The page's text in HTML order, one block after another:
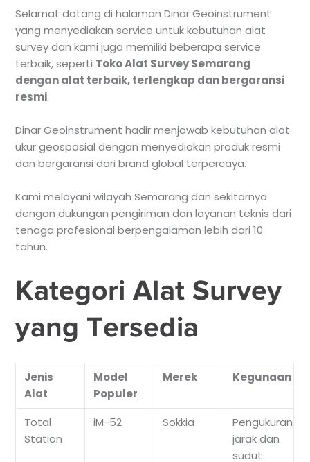
Selamat datang di halaman Dinar Geoinstrument
yang menyediakan service untuk kebutuhan alat
survey dan kami juga memiliki beberapa service
terbaik, seperti Toko Alat Survey Semarang
dengan alat terbaik, terlengkap dan bergaransi
resmi.
Dinar Geoinstrument hadir menjawab kebutuhan alat
ukur geospasial dengan menyediakan produk resmi
dan bergaransi dari brand global terpercaya.
Kami melayani wilayah Semarang dan sekitarnya
dengan dukungan pengiriman dan layanan teknis dari
tenaga profesional berpengalaman lebih dari 10
tahun.
Kategori Alat Survey
yang Tersedia
Jenis
Alat
Model
Populer
Merek Kegunaan
Total
Station
iM-52 Sokkia
Pengukuran
jarak dan
sudut